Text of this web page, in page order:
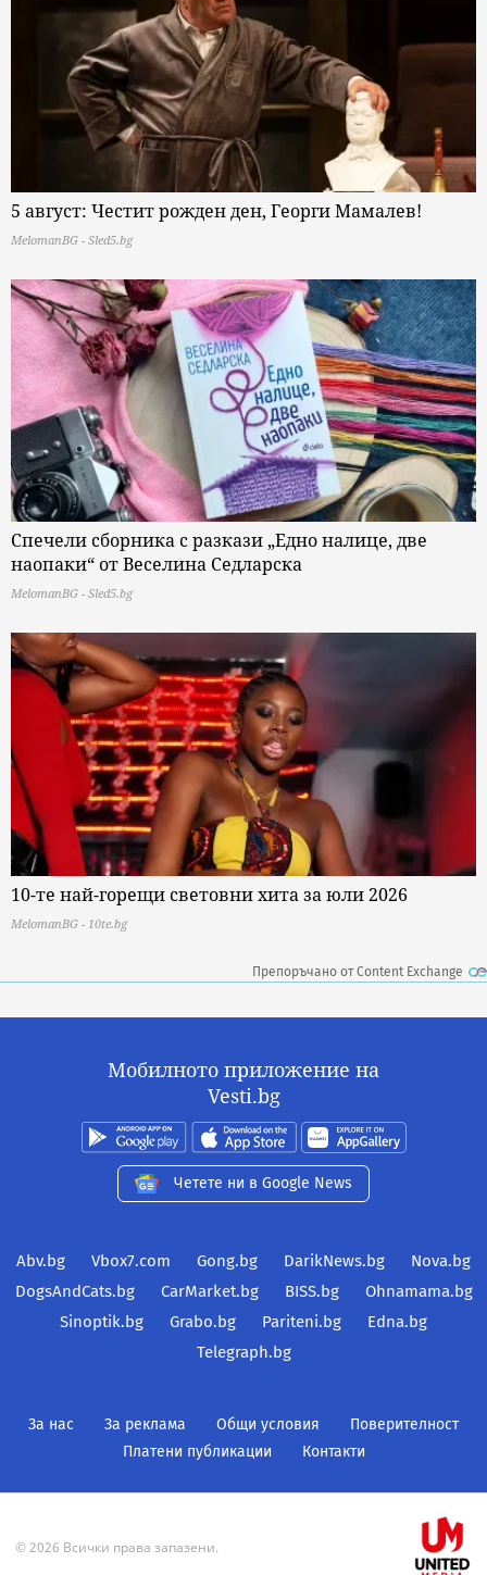
5 август: Честит рожден ден, Георги Мамалев!
MelomanBG - Sled5.bg
Спечели сборника с разкази „Едно налице, две
наопаки“ от Веселина Седларска
MelomanBG - Sled5.bg
10-те най-горещи световни хита за юли 2026
MelomanBG - 10te.bg
Препоръчано от Content Exchange
Мобилното приложение на
Vesti.bg
Четете ни в Google News
Abv.bg Vbox7.com Gong.bg DarikNews.bg
Nova.bg
DogsAndCats.bg
CarMarket.bg BISS.bg
Ohnamama.bg
Sinoptik.bg
Grabo.bg Pariteni.bg
Edna.bg
Telegraph.bg
За нас За реклама Общи условия
Поверителност
Платени публикации
Контакти
© 2026 Всички права запазени.